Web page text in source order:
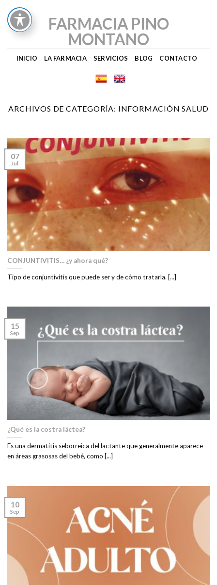
content
FARMACIA PINO
MONTANO
INICIO LA FARMACIA SERVICIOS BLOG CONTACTO
ARCHIVOS DE CATEGORÍA: INFORMACIÓN SALUD
CONJUNTIVITIS… ¿y ahora qué?
Tipo de conjuntivitis que puede ser y de cómo tratarla. [...]
07
Jul
¿Qué es la costra láctea?
Es una dermatitis seborreica del lactante que generalmente aparece
en áreas grasosas del bebé, como [...]
15
Sep
10
Sep